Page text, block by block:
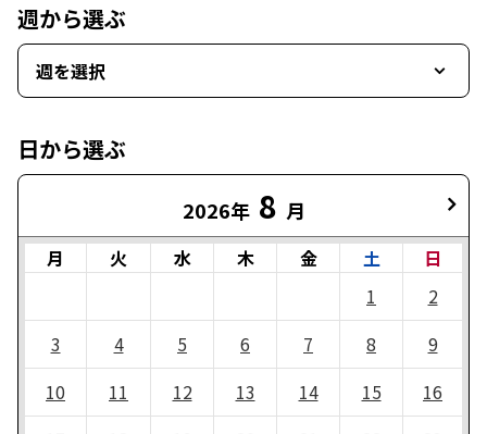
週から選ぶ
週を選択
日から選ぶ
2026年 8 月
月 火 水 木 金 土
日
1
2
3
4 5 6 7 8
9
10
11 12 13 14 15
16